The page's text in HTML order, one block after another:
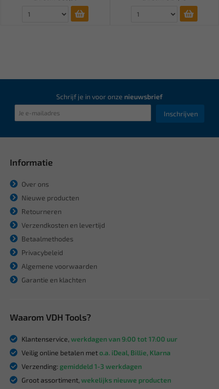
Schrijf je in voor onze nieuwsbrief
Inschrijven
Informatie
Over ons
Nieuwe producten
Retourneren
Verzendkosten en levertijd
Betaalmethodes
Privacybeleid
Algemene voorwaarden
Garantie en klachten
Waarom VDH Tools?
Klantenservice, werkdagen van 9:00 tot 17:00 uur
Veilig online betalen meto.a. iDeal, Billie, Klarna
Verzending: gemiddeld 1-3 werkdagen
Groot assortiment, wekelijks nieuwe producten